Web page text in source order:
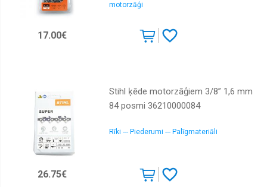
motorzāģi
17.00€
Stihl ķēde motorzāģiem 3/8” 1,6 mm
84 posmi 36210000084
Rīki --- Piederumi --- Palīgmateriāli
26.75€